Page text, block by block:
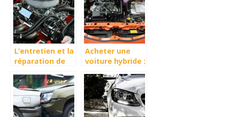
L’entretien et la
réparation de
comment faire?
Acheter une
voiture hybride :